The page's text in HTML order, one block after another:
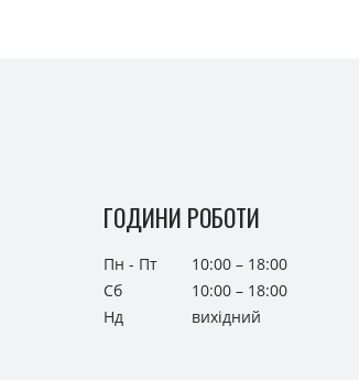
ГОДИНИ РОБОТИ
Пн - Пт
10:00 – 18:00
Сб
10:00 – 18:00
Нд
вихідний